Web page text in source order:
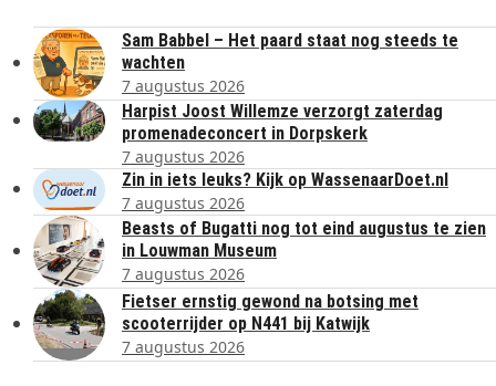
Sam Babbel – Het paard staat nog steeds te
wachten
7 augustus 2026
Harpist Joost Willemze verzorgt zaterdag
promenadeconcert in Dorpskerk
7 augustus 2026
Zin in iets leuks? Kijk op WassenaarDoet.nl
7 augustus 2026
Beasts of Bugatti nog tot eind augustus te zien
in Louwman Museum
7 augustus 2026
Fietser ernstig gewond na botsing met
scooterrijder op N441 bij Katwijk
7 augustus 2026